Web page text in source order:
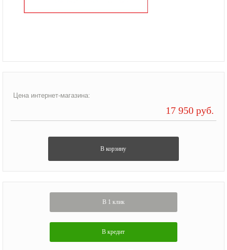
Цена интернет-магазина:
17 950 руб.
В корзину
В 1 клик
В кредит